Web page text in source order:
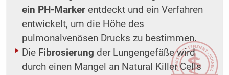
ein PH-Markerentdeckt und ein Verfahren
entwickelt, um die Höhe des
pulmonalvenösen Drucks zu bestimmen.
Die Fibrosierung der Lungengefäße wird
durch einen Mangel an Natural Killer Cells